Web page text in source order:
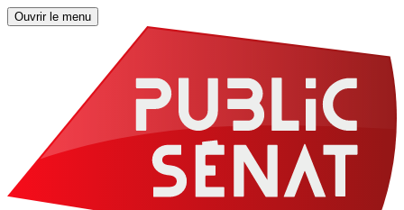
Ouvrir le menu